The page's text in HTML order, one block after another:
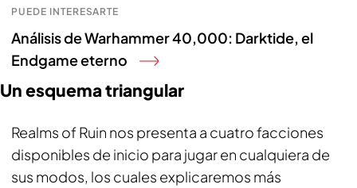
PUEDE INTERESARTE
Análisis de Warhammer 40,000: Darktide, el
Endgame eterno
Un esquema triangular
Realms of Ruin nos presenta a cuatro facciones
disponibles de inicio para jugar en cualquiera de
sus modos, los cuales explicaremos más